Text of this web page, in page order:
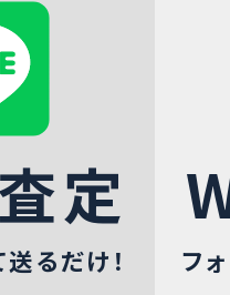
定
るだけ！ フ